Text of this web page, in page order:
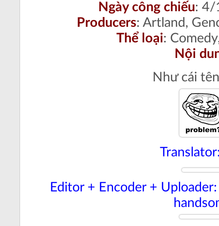
Ngày công chiếu: 4/
Producers: Artland,
Thể loại:
Nội
Như cái
Editor + Encoder +